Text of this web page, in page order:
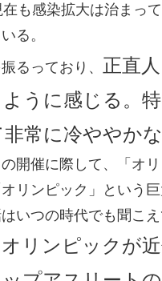
も感染拡大は治まっ
る。
るっており、 正直
うに感じる。
常に冷ややかな
開催に際して、「オ
リンピック」という
いつの時代でも聞こ
オリンピックが